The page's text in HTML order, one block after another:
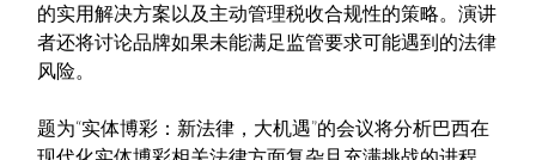
的实用解决方案以及主动管理税收合规性的策略。演讲
者还将讨论品牌如果未能满足监管要求可能遇到的法律
风险。
题为“实体博彩：新法律，大机遇”的会议将分析巴西在